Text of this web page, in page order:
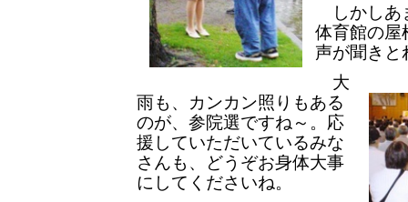
しかしあ
体育館の屋
声が聞き
大
雨も、カンカン照りもある
のが、参院選ですね～。応
援していただいているみな
さんも、どうぞお身体大事
にしてくださいね。